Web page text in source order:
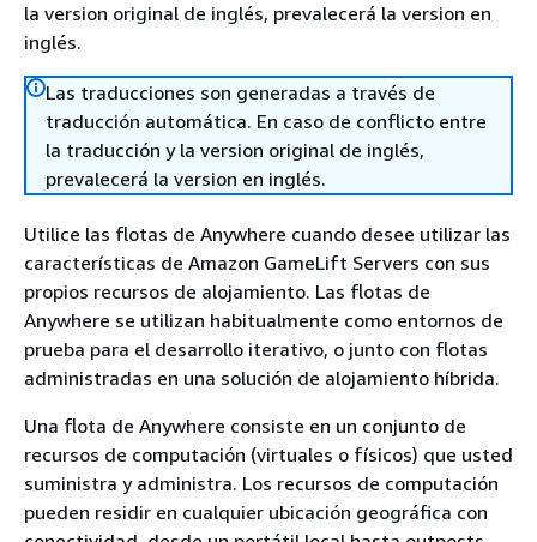
la version original de inglés, prevalecerá la version en
inglés.
Las traducciones son generadas a través de
traducción automática. En caso de conflicto entre
la traducción y la version original de inglés,
prevalecerá la version en inglés.
Utilice las flotas de Anywhere cuando desee utilizar las
características de Amazon GameLift Servers con sus
propios recursos de alojamiento. Las flotas de
Anywhere se utilizan habitualmente como entornos de
prueba para el desarrollo iterativo, o junto con flotas
administradas en una solución de alojamiento híbrida.
Una flota de Anywhere consiste en un conjunto de
recursos de computación (virtuales o físicos) que usted
suministra y administra. Los recursos de computación
pueden residir en cualquier ubicación geográfica con